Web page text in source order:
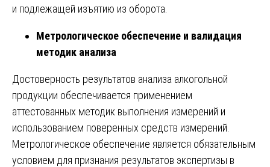
и подлежащей изъятию из оборота.
Метрологическое обеспечение и валидация
методик анализа
Достоверность результатов анализа алкогольной
продукции обеспечивается применением
аттестованных методик выполнения измерений и
использованием поверенных средств измерений.
Метрологическое обеспечение является обязательным
условием для признания результатов экспертизы в